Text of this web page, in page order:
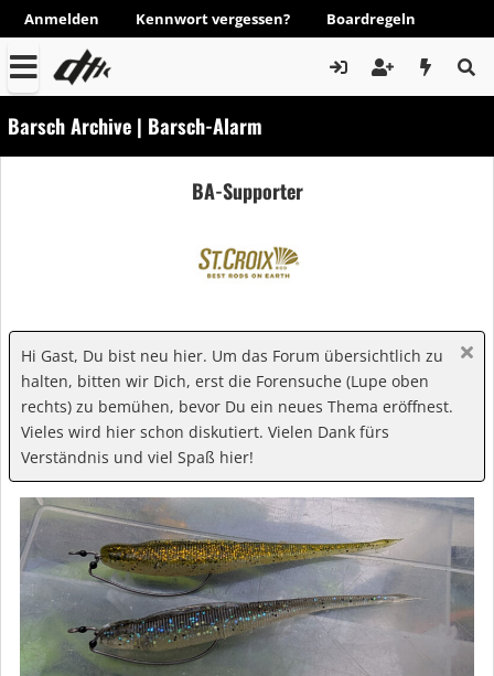
Anmelden Kennwort vergessen? Boardregeln
Barsch Archive | Barsch-Alarm
BA-Supporter
Hi Gast, Du bist neu hier. Um das Forum übersichtlich zu
halten, bitten wir Dich, erst die Forensuche (Lupe oben
rechts) zu bemühen, bevor Du ein neues Thema eröffnest.
Vieles wird hier schon diskutiert. Vielen Dank fürs
Verständnis und viel Spaß hier!